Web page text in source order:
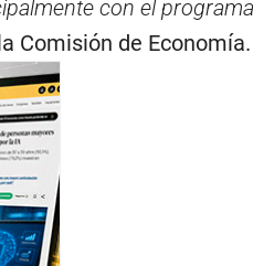
con el
Comisión de Economía.